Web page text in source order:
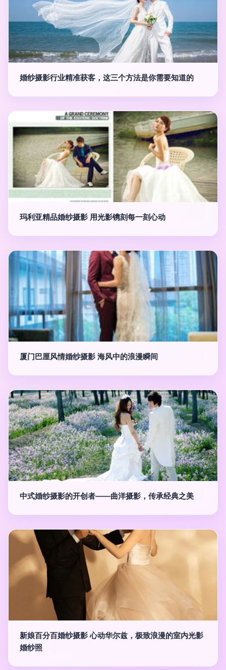
婚纱摄影行业精准获客，这三个方法是你需要知道的
玛利亚精品婚纱摄影 用光影镌刻每一刻心动
厦门巴厘风情婚纱摄影 海风中的浪漫瞬间
中式婚纱摄影的开创者——曲洋摄影，传承经典之美
新娘百分百婚纱摄影 心动华尔兹，极致浪漫的室内光影
婚纱照